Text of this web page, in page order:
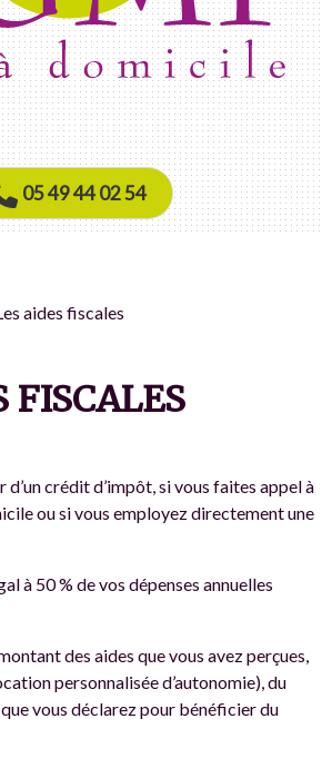
05 49 44 02 54
aides fiscales
FISCALES
crédit d’impôt, si vous faites appel à
ou si vous employez directement une
à 50 % de vos dépenses annuelles
des aides que vous avez perçues,
personnalisée d’autonomie), du
vous déclarez pour bénéficier du